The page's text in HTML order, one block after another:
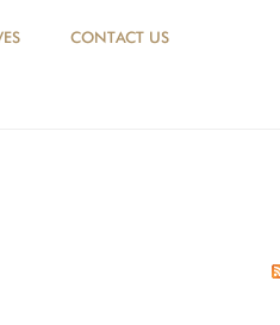
CONTACT US